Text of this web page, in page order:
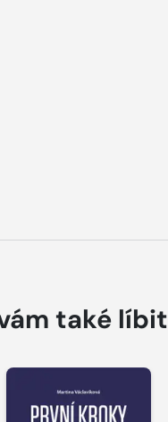
také líbit